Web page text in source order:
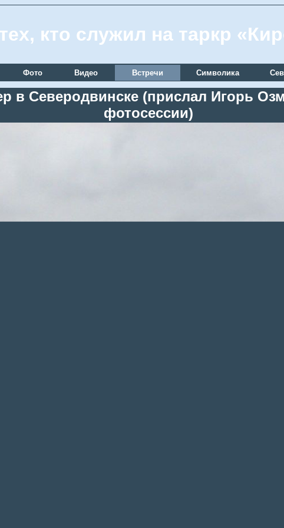
кто служил на таркр
Фото Видео Встречи Символика
в Северодвинске (прислал Игорь
фотосессии)